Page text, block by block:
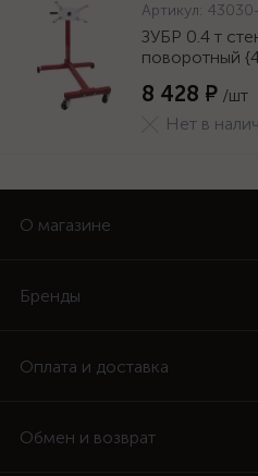
Артикул:
ЗУБР 0.4 т
поворотный
8 428 ₽ /шт
Нет в
О магазине
Бренды
Оплата и доставка
Обмен и возврат